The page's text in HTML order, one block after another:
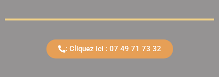
: Cliquez ici : 07 49 71 73 32